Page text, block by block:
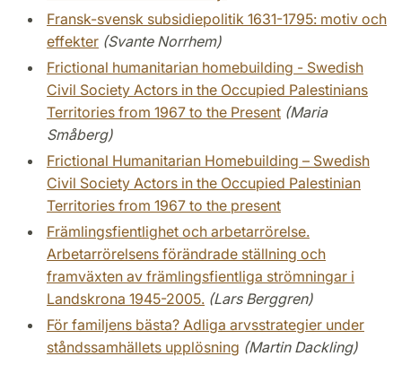
Fransk-svensk subsidiepolitik 1631-1795: motiv och
effekter (Svante Norrhem)
Frictional humanitarian homebuilding - Swedish
Civil Society Actors in the Occupied Palestinians
Territories from 1967 to the Present (Maria
Småberg)
Frictional Humanitarian Homebuilding – Swedish
Civil Society Actors in the Occupied Palestinian
Territories from 1967 to the present
Främlingsfientlighet och arbetarrörelse.
Arbetarrörelsens förändrade ställning och
framväxten av främlingsfientliga strömningar i
Landskrona 1945-2005. (Lars Berggren)
För familjens bästa? Adliga arvsstrategier under
ståndssamhällets upplösning (Martin Dackling)